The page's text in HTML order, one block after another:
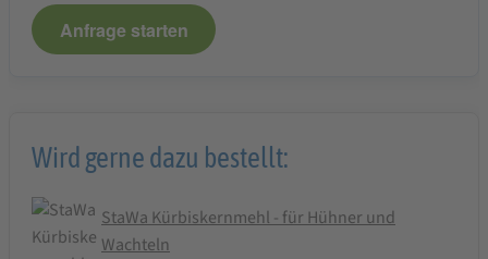
Anfrage starten
Wird gerne dazu bestellt:
StaWa Kürbiskernmehl - für Hühner und
Wachteln